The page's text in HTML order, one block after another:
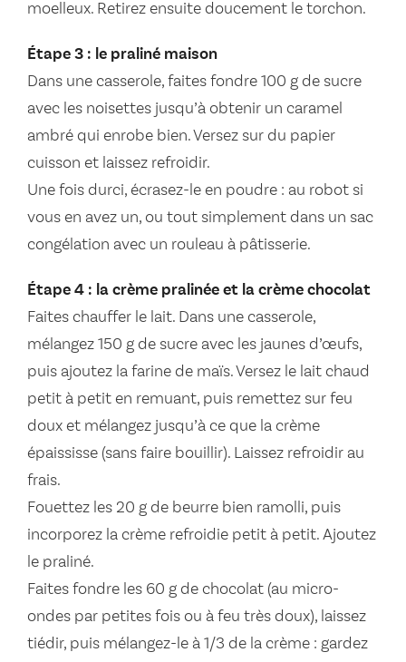
moelleux. Retirez ensuite doucement le torchon.
Étape 3 : le praliné maison
Dans une casserole, faites fondre 100 g de sucre
avec les noisettes jusqu’à obtenir un caramel
ambré qui enrobe bien. Versez sur du papier
cuisson et laissez refroidir.
Une fois durci, écrasez-le en poudre : au robot si
vous en avez un, ou tout simplement dans un sac
congélation avec un rouleau à pâtisserie.
Étape 4 : la crème pralinée et la crème chocolat
Faites chauffer le lait. Dans une casserole,
mélangez 150 g de sucre avec les jaunes d’œufs,
puis ajoutez la farine de maïs. Versez le lait chaud
petit à petit en remuant, puis remettez sur feu
doux et mélangez jusqu’à ce que la crème
épaississe (sans faire bouillir). Laissez refroidir au
frais.
Fouettez les 20 g de beurre bien ramolli, puis
incorporez la crème refroidie petit à petit. Ajoutez
le praliné.
Faites fondre les 60 g de chocolat (au micro-
ondes par petites fois ou à feu très doux), laissez
tiédir, puis mélangez-le à 1/3 de la crème : gardez